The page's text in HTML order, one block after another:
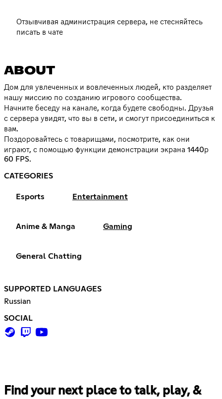
Отзывчивая администрация сервера, не стесняйтесь
писать в чате
ABOUT
Дом для увлеченных и вовлеченных людей, кто разделяет
нашу миссию по созданию игрового сообщества.
Начните беседу на канале, когда будете свободны. Друзья
с сервера увидят, что вы в сети, и смогут присоединиться к
вам.
Поздоровайтесь с товарищами, посмотрите, как они
играют, с помощью функции демонстрации экрана 1440р
60 FPS.
CATEGORIES
Esports Entertainment
Anime & Manga Gaming
General Chatting
SUPPORTED LANGUAGES
Russian
SOCIAL
Find your next place to talk, play, &